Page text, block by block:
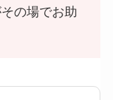
の場でお助